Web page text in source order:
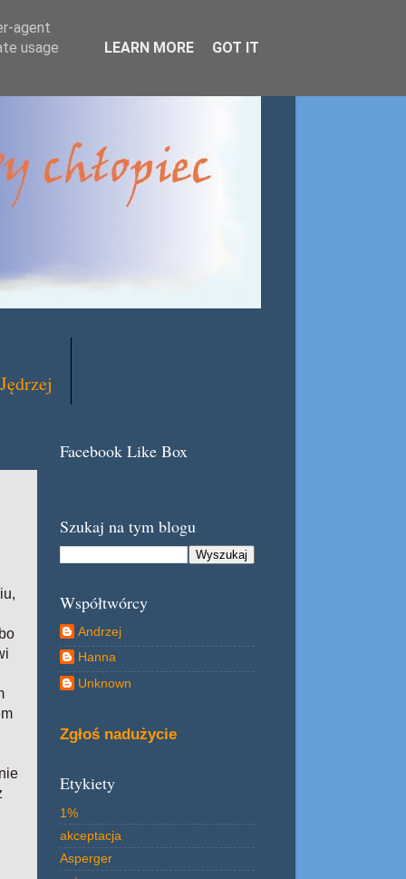
Facebook Like Box
Szukaj na tym blogu
Współtwórcy
Andrzej
Hanna
Unknown
Zgłoś nadużycie
Etykiety
1%
akceptacja
Asperger
agent
usage
LEARN MORE GOT IT